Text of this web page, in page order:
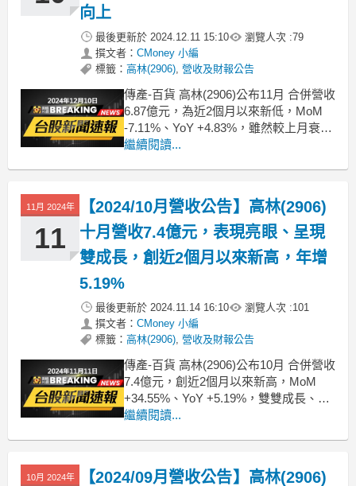
向上
最後更新於 2024.12.11 15:10 瀏覽人次 :79
撰文者： CMoney 小編
標籤： 高林(2906), 營收及財報公告
傳產-百貨 高林(2906)公布11月 合併營收
6.87億元，為近2個月以來新低，MoM
-7.11%、YoY +4.83%，雖然較上月衰
退，但仍貢獻力道卻超越去年同期；累
市相關資訊，可點擊下方連結，從籌碼K
繼續閱讀...
11月 2024年
11
【2024/10月營收公告】高林(2906)
十月營收7.4億元，表現亮眼、呈現
雙成長，創近2個月以來新高，年增
5.19%
最後更新於 2024.11.14 16:10 瀏覽人次 :101
撰文者： CMoney 小編
標籤： 高林(2906), 營收及財報公告
傳產-百貨 高林(2906)公布10月 合併營收
7.4億元，創近2個月以來新高，MoM
+34.55%、YoY +5.19%，雙雙成長、營
收表現亮眼；累計2024年1月至10月營收
連結，從籌碼K線APP查詢哦！ht
繼續閱讀...
10月 2024年 【2024/09月營收公告】高林(2906)